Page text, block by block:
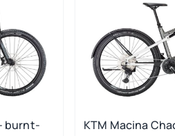
burnt-
KTM Macina